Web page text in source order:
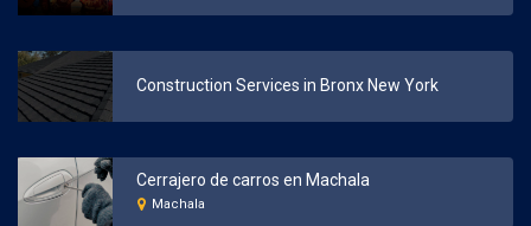
Construction Services in Bronx New York
Cerrajero de carros en Machala
Machala